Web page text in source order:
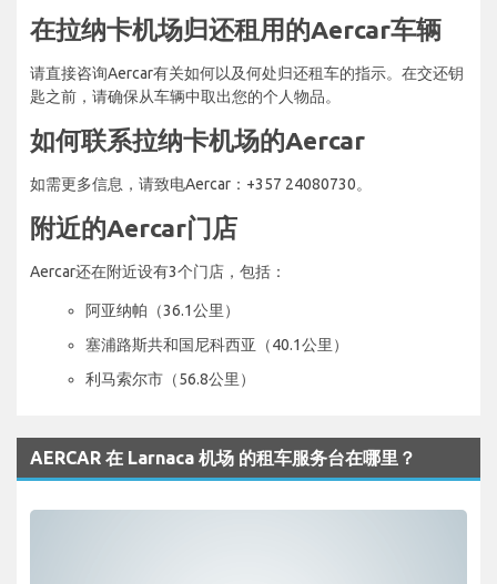
在拉纳卡机场归还租用的Aercar车辆
请直接咨询Aercar有关如何以及何处归还租车的指示。在交还钥
匙之前，请确保从车辆中取出您的个人物品。
如何联系拉纳卡机场的Aercar
如需更多信息，请致电Aercar：+357 24080730。
附近的Aercar门店
Aercar还在附近设有3个门店，包括：
阿亚纳帕（36.1公里）
塞浦路斯共和国尼科西亚（40.1公里）
利马索尔市（56.8公里）
AERCAR 在 Larnaca 机场 的租车服务台在哪里？